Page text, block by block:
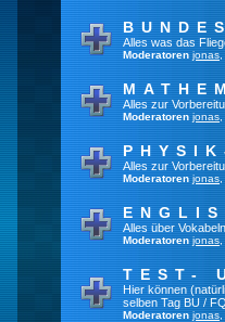
Alles was das
Moderatoren jonas
Alles zur
Moderatoren jonas
Alles zur
Moderatoren jonas
Alles über
Moderatoren jonas
TEST-
Hier können
selben Tag BU /
Moderatoren jonas